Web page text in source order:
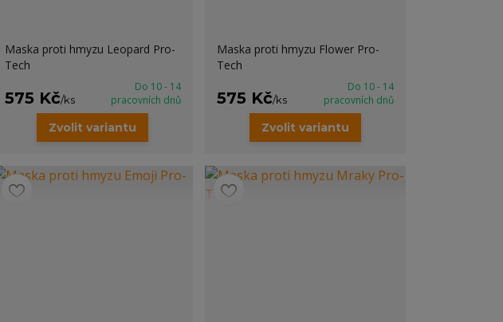
Maska proti hmyzu Leopard Pro-
Tech
575 Kč/ks
Do 10 - 14
pracovních dnů
Zvolit variantu
Maska proti hmyzu Flower Pro-
Tech
575 Kč/ks
Do 10 - 14
pracovních dnů
Zvolit variantu